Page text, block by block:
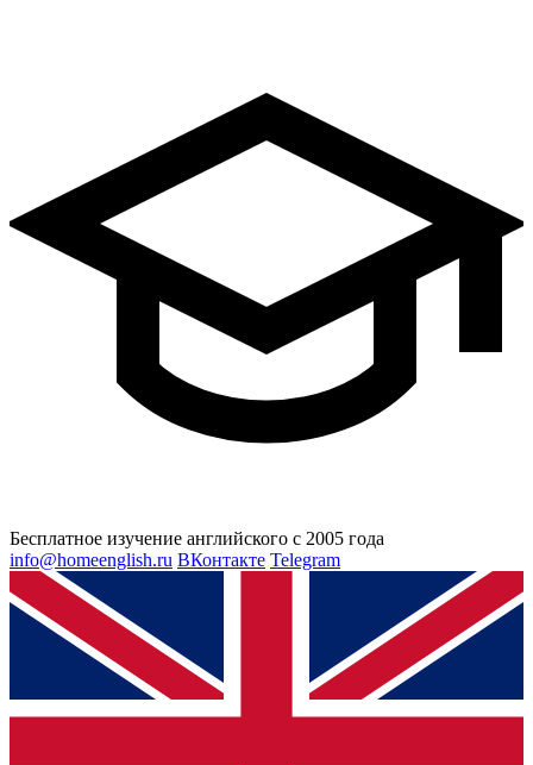
Бесплатное изучение английского с 2005 года
info@homeenglish.ru ВКонтакте Telegram